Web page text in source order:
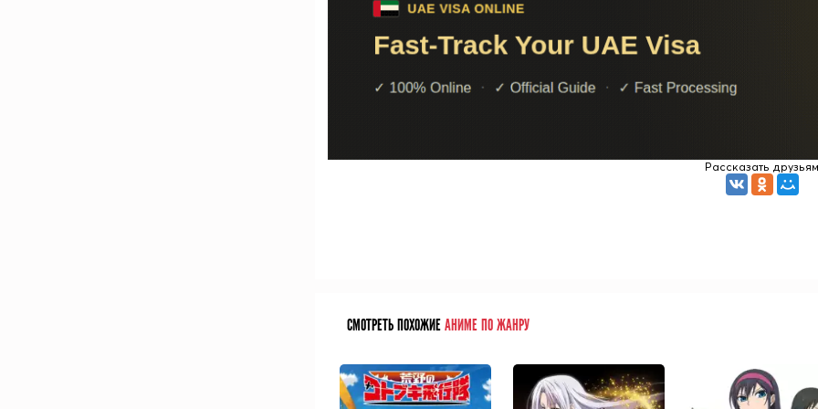
Рассказать друзьям
СМОТРЕТЬ ПОХОЖИЕАНИМЕ ПО ЖАНРУ